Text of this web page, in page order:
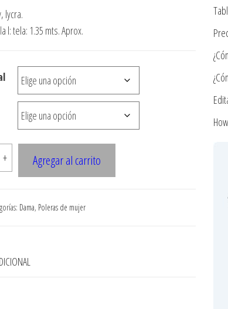
de
precios:
$3.290
hasta
$7.900
lycra.
l: tela: 1.35 mts. Aprox.
+ Agregar al carrito
Dama, Poleras de mujer